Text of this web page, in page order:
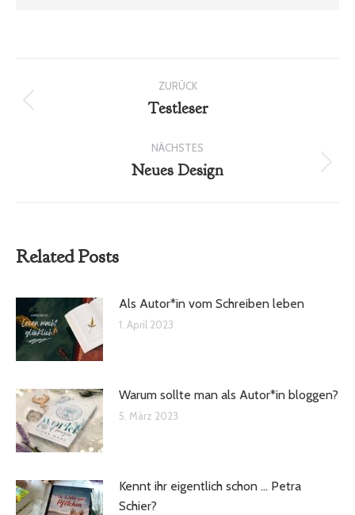
Kommentarnavigation
ZURÜCK
Vorheriger
Testleser
NÄCHSTES
Nächster
Neues Design
Related Posts
Als Autor*in vom Schreiben leben
1. April 2023
Warum sollte man als Autor*in bloggen?
5. März 2023
Kennt ihr eigentlich schon … Petra
Schier?